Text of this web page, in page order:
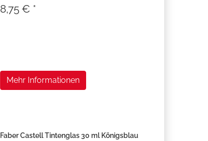
8,75 € *
Mehr Informationen
Faber Castell Tintenglas 30 ml Königsblau